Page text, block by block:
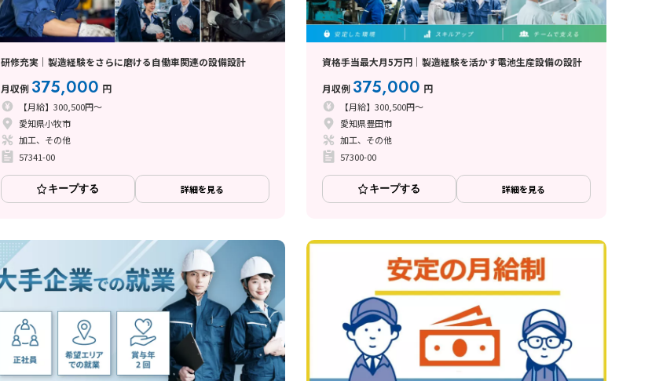
研修充実｜製造経験をさらに磨ける自働車関連の設備設計
月収例 375,000 円
【月給】300,500円～
愛知県小牧市
加工、その他
57341-00
キープする 詳細を見る
資格手当最大月5万円｜製造経験を活かす電池生産設備の設計
月収例 375,000 円
【月給】300,500円～
愛知県豊田市
加工、その他
57300-00
キープする 詳細を見る